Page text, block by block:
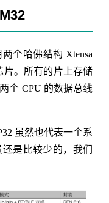
个哈佛结构 Xtensa
片。所有的片上存储
个 CPU 的数据总线
虽然也代表一个系
是比较少的，我们